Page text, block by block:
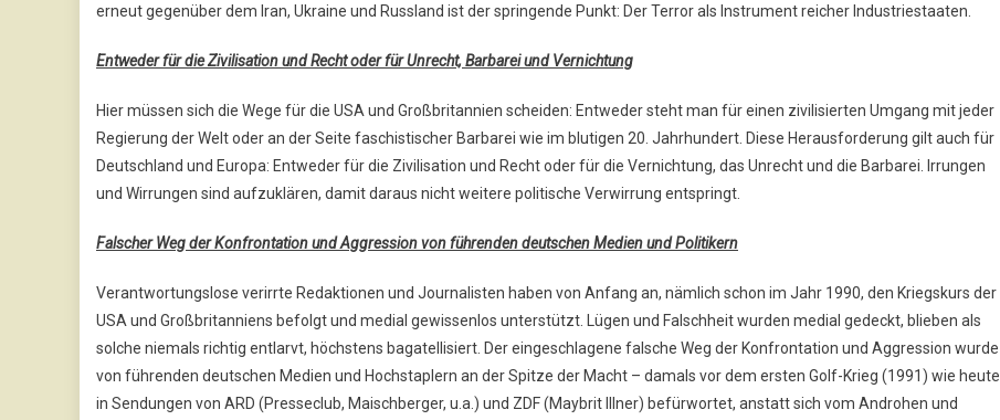
erneut gegenüber dem Iran, Ukraine und Russland ist der springende Punkt: Der Terror als Instrument reicher Industriestaaten.
Entweder für die Zivilisation und Recht oder für Unrecht, Barbarei und Vernichtung
Hier müssen sich die Wege für die USA und Großbritannien scheiden: Entweder steht man für einen zivilisierten Umgang mit jeder
Regierung der Welt oder an der Seite faschistischer Barbarei wie im blutigen 20. Jahrhundert. Diese Herausforderung gilt auch für
Deutschland und Europa: Entweder für die Zivilisation und Recht oder für die Vernichtung, das Unrecht und die Barbarei. Irrungen
und Wirrungen sind aufzuklären, damit daraus nicht weitere politische Verwirrung entspringt.
Falscher Weg der Konfrontation und Aggression von führenden deutschen Medien und Politikern
Verantwortungslose verirrte Redaktionen und Journalisten haben von Anfang an, nämlich schon im Jahr 1990, den Kriegskurs der
USA und Großbritanniens befolgt und medial gewissenlos unterstützt. Lügen und Falschheit wurden medial gedeckt, blieben als
solche niemals richtig entlarvt, höchstens bagatellisiert. Der eingeschlagene falsche Weg der Konfrontation und Aggression wurde
von führenden deutschen Medien und Hochstaplern an der Spitze der Macht – damals vor dem ersten Golf-Krieg (1991) wie heute
in Sendungen von ARD (Presseclub, Maischberger, u.a.) und ZDF (Maybrit Illner) befürwortet, anstatt sich vom Androhen und